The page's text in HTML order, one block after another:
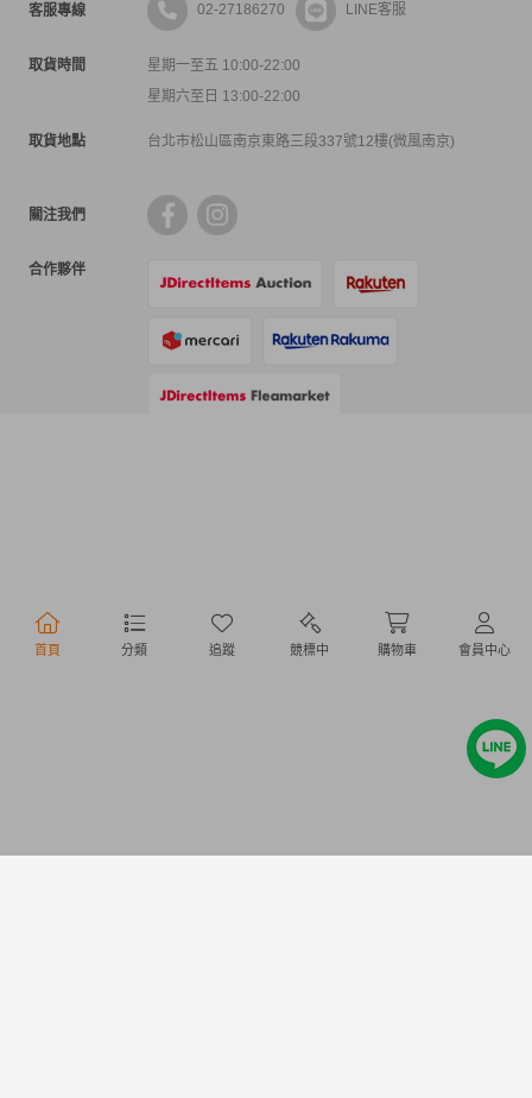
首頁 分類 追蹤 競標中 購物車 會員中心
客服專線 02-27186270 LINE客服
取貨時間
星期一至五 10:00-22:00
星期六至日 13:00-22:00
取貨地點 台北市松山區南京東路三段337號12樓(微風南京)
關注我們
合作夥伴
行動購物